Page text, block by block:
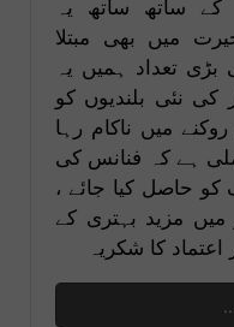
ساتھ ساتھ یہ
میں بھی مبتلا
تعداد ہمیں یہ
نئی بلندیوں کو
میں ناکام رہا
ہے کہ فنانس کی
کو حاصل کیا جائے ،
مزید بہتری کے
کا شکریہ